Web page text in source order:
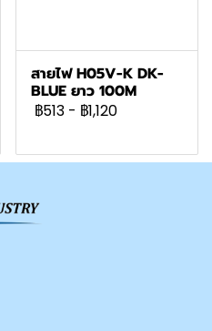
สายไฟ H05V-K DK-
BLUE ยาว 100M
฿513 - ฿1,120